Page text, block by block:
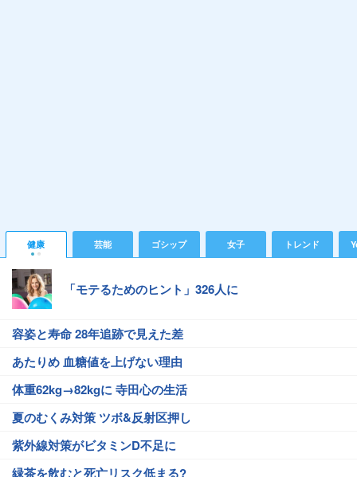
健康 芸能 ゴシップ 女子 トレンド
「モテるためのヒント」326人に
容姿と寿命 28年追跡で見えた差
あたりめ 血糖値を上げない理由
体重62kg→82kgに 寺田心の生活
夏のむくみ対策 ツボ&反射区押し
紫外線対策がビタミンD不足に
緑茶を飲むと死亡リスク低まる?